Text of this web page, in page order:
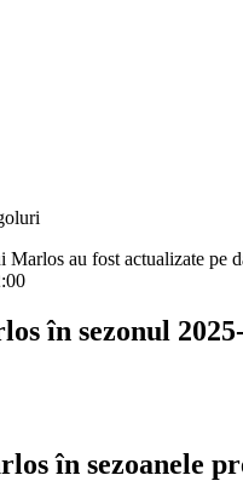
Marlos au fost actualizate pe
în sezonul
în sezoanele